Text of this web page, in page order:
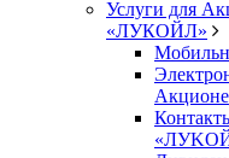
Услуги для
«ЛУКОЙЛ»